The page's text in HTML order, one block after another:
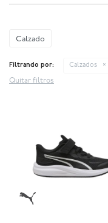
Calzado
Filtrando por: Calzados
Quitar filtros